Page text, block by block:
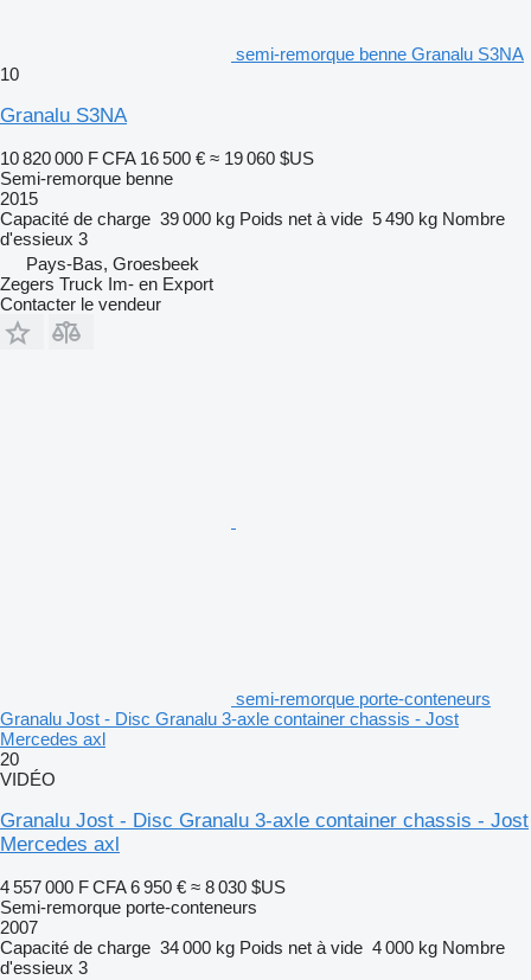
semi-remorque benne Granalu S3NA
10
Granalu S3NA
10 820 000 F CFA 16 500 € ≈ 19 060 $US
Semi-remorque benne
2015
Capacité de charge 39 000 kg Poids net à vide 5 490 kg Nombre
d'essieux 3
Pays-Bas, Groesbeek
Zegers Truck Im- en Export
Contacter le vendeur
semi-remorque porte-conteneurs
Granalu Jost - Disc Granalu 3-axle container chassis - Jost
Mercedes axl
20
VIDÉO
Granalu Jost - Disc Granalu 3-axle container chassis - Jost
Mercedes axl
4 557 000 F CFA 6 950 € ≈ 8 030 $US
Semi-remorque porte-conteneurs
2007
Capacité de charge 34 000 kg Poids net à vide 4 000 kg Nombre
d'essieux 3